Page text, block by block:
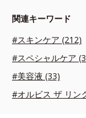
関連キーワード
#スキンケア (212)
#スペシャルケア
#美容液 (33)
#オルビス ザ リン